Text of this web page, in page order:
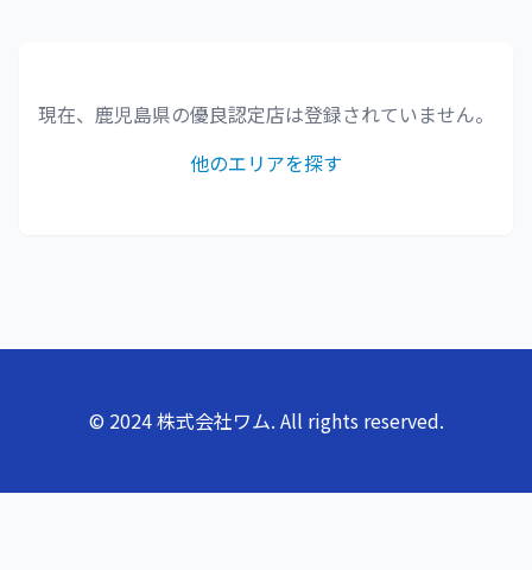
現在、 鹿児島県の優良認定店は登録されていません。
他のエリアを探す
© 2024 株式会社ワム. All rights reserved.